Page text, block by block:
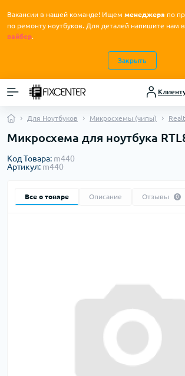
Вакансии в нашей команде! Ищем менеджера по
по ремонту ноутбуков. Для деталей напишите нам в
вайбер.
Закрыть
Для Ноутбуков Микросхемы (чипы)
Микросхема для ноутбука
Код Товара: m440
Артикул: m440
Все о товаре Описание Отзывы 0